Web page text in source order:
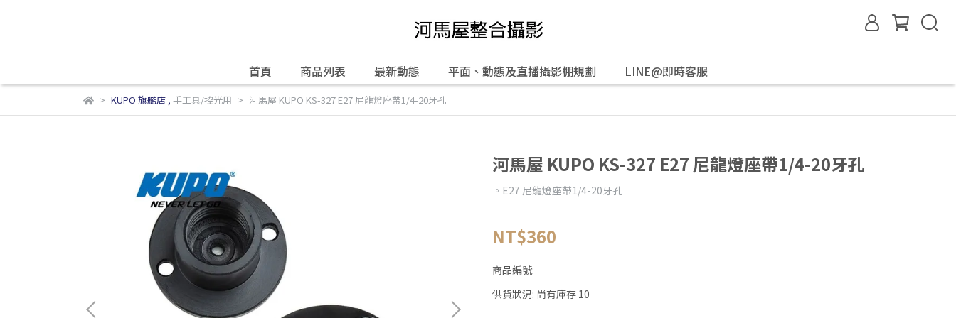
首頁 商品列表 最新動態 平面、動態及直播攝影棚規劃 LINE@即時客服
KUPO 旗艦店, 手工具/控光用 河馬屋 KUPO KS-327 E27 尼龍燈座帶1/4-20牙孔
河馬屋 KUPO KS-327 E27 尼龍燈座帶1/4-20牙孔
。E27 尼龍燈座帶1/4-20牙孔
NT$360
商品編號:
供貨狀況: 尚有庫存 10